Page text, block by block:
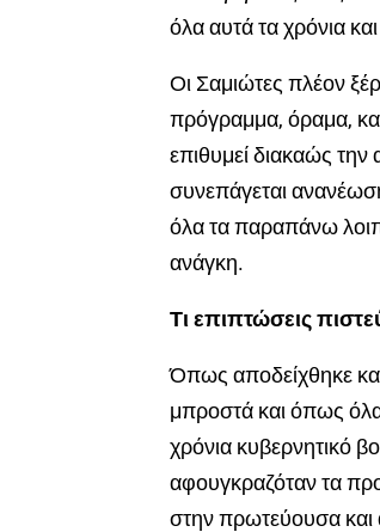
όλα αυτά τα χρόνια
Οι Σαμιώτες πλέον
πρόγραμμα, όραμα,
επιθυμεί διακαώς
συνεπάγεται
όλα τα παραπάνω
ανάγκη.
Τι επιπτώσεις
Όπως αποδείχθηκε
μπροστά και όπως όλα
χρόνια κυβερνητικό
αφουγκραζόταν τα
στην πρωτεύουσα και